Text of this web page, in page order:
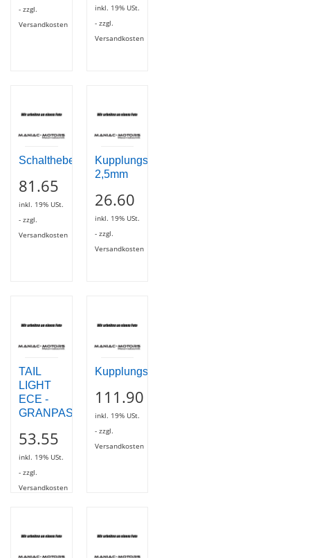
- zzgl.
Versandkosten
inkl. 19% USt.
- zzgl.
Versandkosten
Schalthebel
81.65
inkl. 19% USt.
- zzgl.
Versandkosten
Kupplungsstahlscheibe
2,5mm
26.60
inkl. 19% USt.
- zzgl.
Versandkosten
TAIL
LIGHT
ECE -
GRANPASSO
53.55
inkl. 19% USt.
- zzgl.
Versandkosten
Kupplungszylinder
111.90
inkl. 19% USt.
- zzgl.
Versandkosten